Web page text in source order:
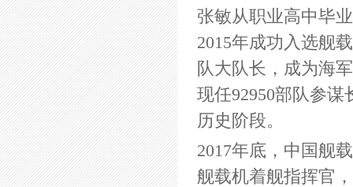
张敏从职业高中毕
2015年成功入选舰
队大队长，成为海
现任92950部队参
历史阶段。
2017年底，中国舰
舰载机着舰指挥官